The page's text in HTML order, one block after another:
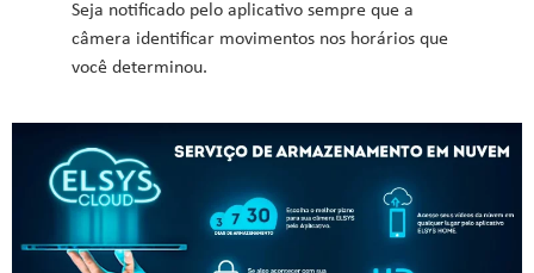
Seja notificado pelo aplicativo sempre que a
câmera identificar movimentos nos horários que
você determinou.